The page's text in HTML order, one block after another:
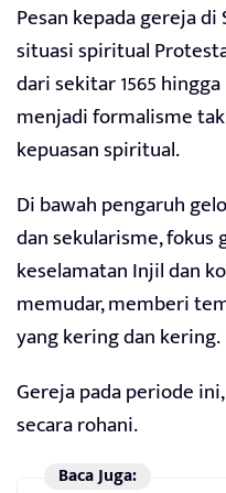
Pesan kepada gereja
situasi spiritual
dari sekitar 1565
menjadi formalisme
kepuasan spiritual.
Di bawah pengaruh
dan sekularisme, fokus
keselamatan Injil dan
memudar, memberi
yang kering dan kering.
Gereja pada periode
secara rohani.
Baca Juga: